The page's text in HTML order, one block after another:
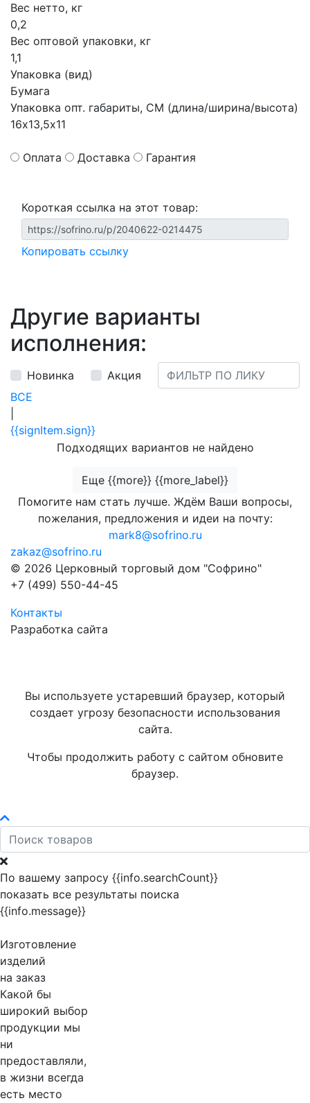
Вес нетто, кг
0,2
Вес оптовой упаковки, кг
1,1
Упаковка (вид)
Бумага
Упаковка опт. габариты, СМ (длина/ширина/высота)
16х13,5х11
Оплата Доставка Гарантия
Короткая ссылка на этот товар:
Копировать ссылку
Другие варианты
исполнения:
Новинка
Акция
ВСЕ
{{signItem.sign}}
Подходящих вариантов не найдено
Еще {{more}} {{more_label}}
Помогите нам стать лучше. Ждём Ваши вопросы,
пожелания, предложения и идеи на почту:
mark8@sofrino.ru
zakaz@sofrino.ru
© 2026 Церковный торговый дом "Софрино"
+7 (499) 550-44-45
Контакты
Разработка сайта
Вы используете устаревший браузер, который
создает угрозу безопасности использования
сайта.
Чтобы продолжить работу с сайтом обновите
браузер.
По вашему запросу {{info.searchCount}}
показать все результаты поиска
{{info.message}}
Изготовление
изделий
на заказ
Какой бы
широкий выбор
продукции мы
ни
предоставляли,
в жизни всегда
есть место